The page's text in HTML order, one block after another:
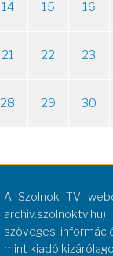
14 15 16
21 22 23
28 29 30
A Szolnok TV
szöveges
mint kiadó